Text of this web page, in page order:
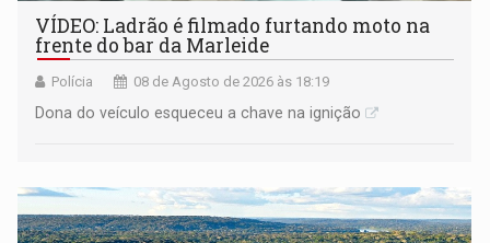
VÍDEO: Ladrão é filmado furtando moto na
frente do bar da Marleide
Polícia 08 de Agosto de 2026 às 18:19
Dona do veículo esqueceu a chave na ignição